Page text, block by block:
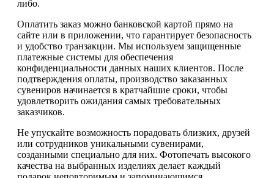
либо.
Оплатить заказ можно банковской картой прямо на
сайте или в приложении, что гарантирует безопасность
и удобство транзакции. Мы используем защищенные
платежные системы для обеспечения
конфиденциальности данных наших клиентов. После
подтверждения оплаты, производство заказанных
сувениров начинается в кратчайшие сроки, чтобы
удовлетворить ожидания самых требовательных
заказчиков.
Не упускайте возможность порадовать близких, друзей
или сотрудников уникальными сувенирами,
созданными специально для них. Фотопечать высокого
качества на выбранных изделиях делает каждый